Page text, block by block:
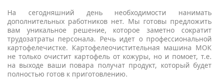
На сегодняшний день необходимости нанимать
дополнительных работников нет. Мы готовы предложить
вам уникальное решение, которое заметно сократит
трудозатраты персонала. Речь идет о профессиональной
картофелечистке. Картофелеочистительная машина МОК
не только очистит картофель от кожуры, но и помоет, т.е.
на выходе ваши повара получат продукт, который будет
полностью готов к приготовлению.